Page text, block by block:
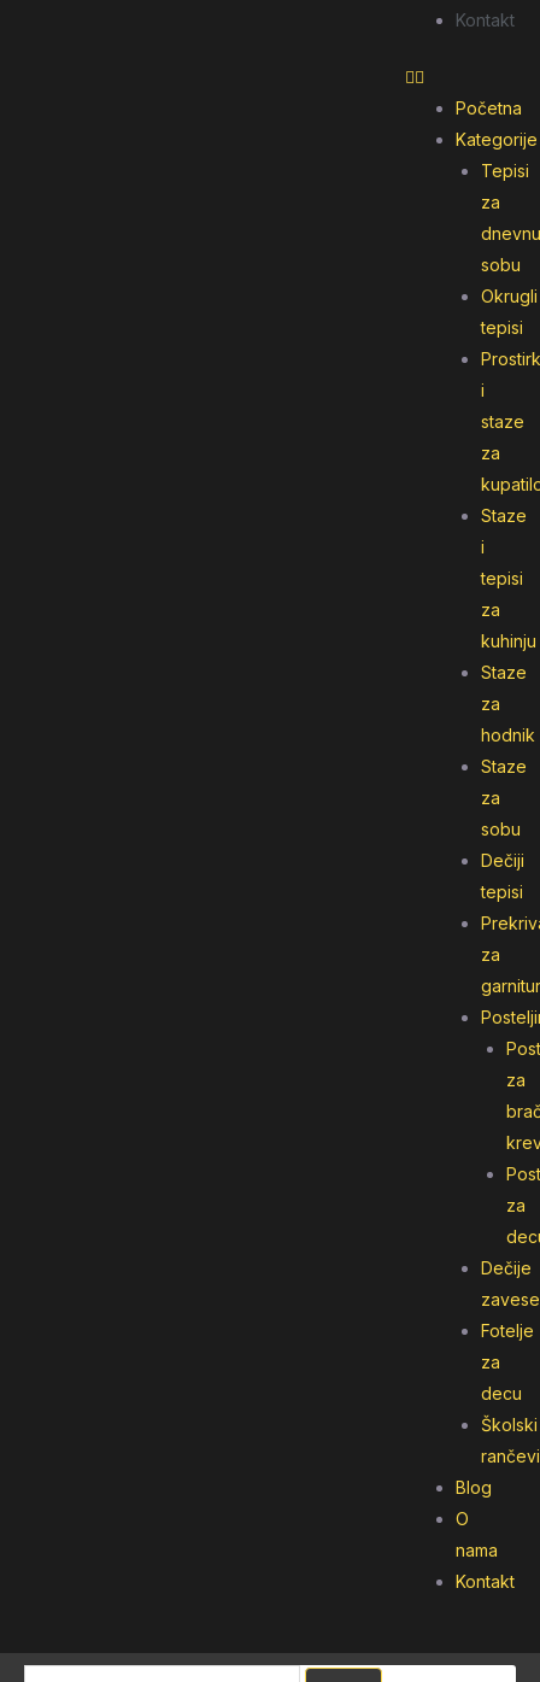
Kontakt
Početna
Kategorije
Tepisi
za
dnevnu
sobu
Okrugli
tepisi
i
staze
za
Staze
i
tepisi
za
kuhinju
Staze
za
hodnik
Staze
za
sobu
Dečiji
tepisi
za
za
za
Dečije
zavese
Fotelje
za
decu
Školski
rančevi
Blog
O
nama
Kontakt
Pretraga